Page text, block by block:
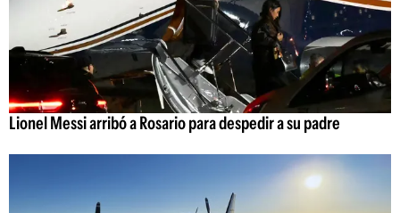
Lionel Messi arribó a Rosario para despedir a su padre